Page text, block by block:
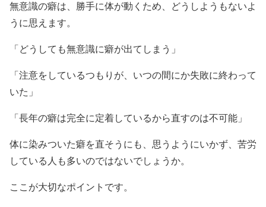
無意識の癖は、勝手に体が動くため、どうしようもないよ
うに思えます。
「どうしても無意識に癖が出てしまう」
「注意をしているつもりが、いつの間にか失敗に終わって
いた」
「長年の癖は完全に定着しているから直すのは不可能」
体に染みついた癖を直そうにも、思うようにいかず、苦労
している人も多いのではないでしょうか。
ここが大切なポイントです。